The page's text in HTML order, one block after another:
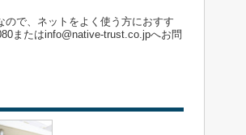
で、ネットをよく使う方におすす
またはinfo@native-trust.co.jpへお問